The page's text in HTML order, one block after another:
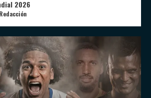
2026
Redacción